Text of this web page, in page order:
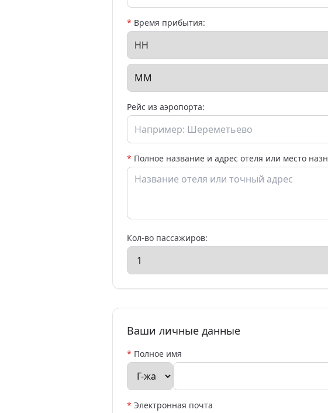
* Время прибытия:
Рейс из аэропорта:
* Полное название и адрес отеля или место
Кол-во пассажиров:
Ваши личные данные
* Полное имя
* Электронная почта